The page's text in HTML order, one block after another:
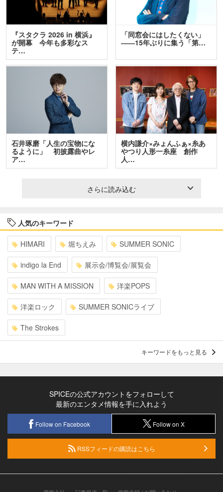
『スタクラ 2026 in 横浜』
が開幕 今年も多彩なス
テ…
「同窓会にはしたくない」
――15年ぶりに集う「第…
石井琢磨「人生の宝物にな
るように」 初披露曲やレ
ア…
横内謙介×みょんふぁ×糸あ
やつり人形一糸座 創作
人…
さらに読み込む
人気のキーワード
HIMARI 堀ちえみ SUMMER SONIC
indigo la End 展示会/博覧会/展覧会
MAN WITH A MISSION 洋楽POPS
洋楽ロック SUMMER SONICライブ
The Strokes
キーワードをもっと見る
SPICEの公式アカウントをフォローして
最新のエンタメ情報を手に入れよう
Follow on Facebook Follow on X
RSSフィードの購読はこちら